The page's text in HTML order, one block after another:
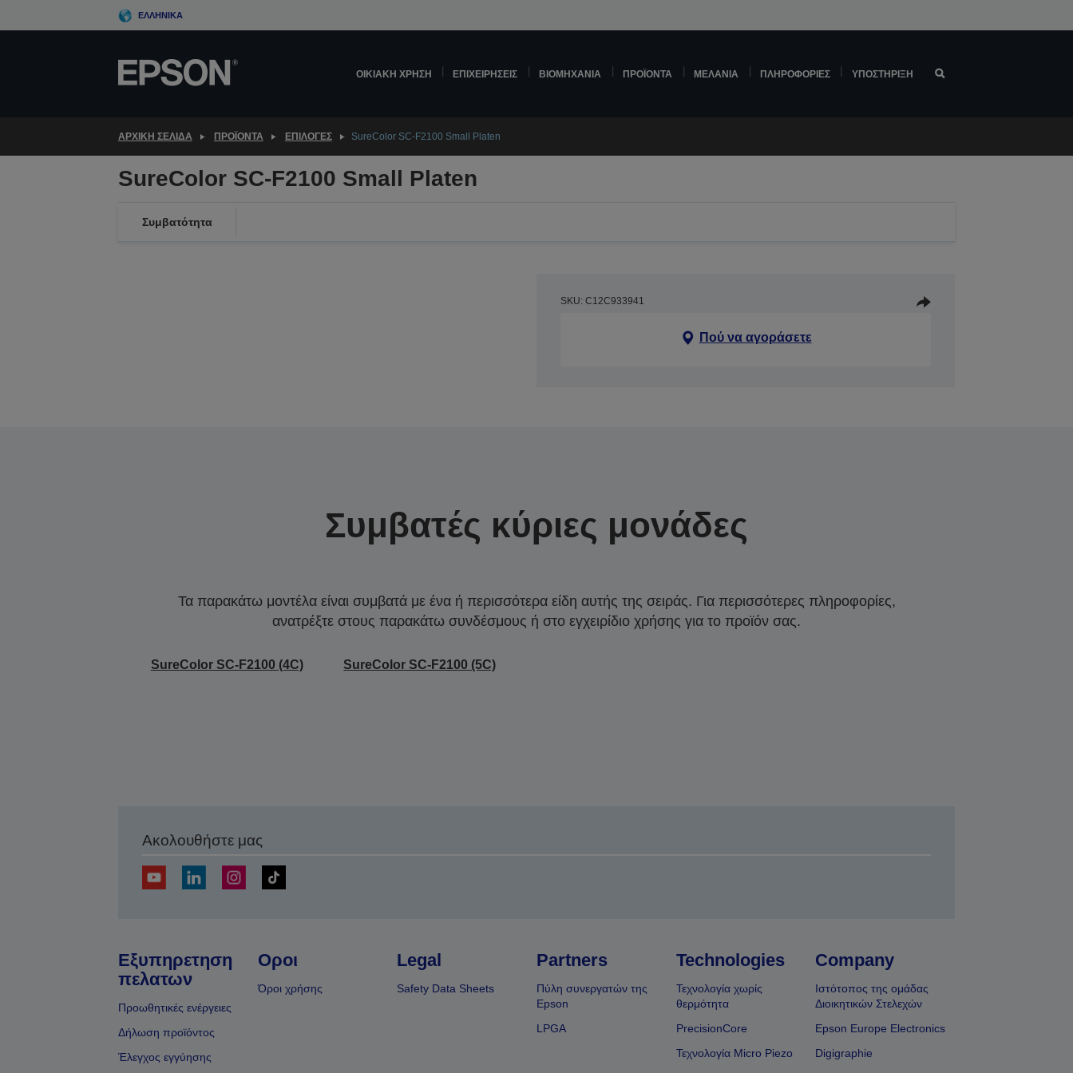
to
ΕΛΛΗΝΙΚΆ
ΟΙΚΙΑΚΉ ΧΡΉΣΗ ΕΠΙΧΕΙΡΉΣΕΙΣ ΒΙΟΜΗΧΑΝΊΑ ΠΡΟΪΌΝΤΑ ΜΕΛΆΝΙΑ ΠΛΗΡΟΦΟΡΊΕΣ ΥΠΟΣΤΉΡΙΞΗ
ΑΡΧΙΚΗ ΣΕΛΙΔΑ ΠΡΟΪΌΝΤΑ ΕΠΙΛΟΓΈΣ SureColor SC-F2100 Small Platen
SureColor SC-F2100 Small Platen
Συμβατότητα
SKU: C12C933941
Πού να αγοράσετε
Συμβατές κύριες μονάδες
Τα παρακάτω μοντέλα είναι συμβατά με ένα ή περισσότερα είδη αυτής της σειράς. Για περισσότερες πληροφορίες,
ανατρέξτε στους παρακάτω συνδέσμους ή στο εγχειρίδιο χρήσης για το προϊόν σας.
SureColor SC-F2100 (4C) SureColor SC-F2100 (5C)
Ακολουθήστε μας
Εξυπηρετηση
πελατων
Προωθητικές ενέργειες
Δήλωση προϊόντος
Έλεγχος εγγύησης
Οροι
Όροι χρήσης
Legal
Safety Data Sheets
Partners
Πύλη συνεργατών της
Epson
LPGA
Technologies
Τεχνολογία χωρίς
θερμότητα
PrecisionCore
Τεχνολογία Micro Piezo
Company
Ιστότοπος της ομάδας
Διοικητικών Στελεχών
Epson Europe Electronics
Digigraphie